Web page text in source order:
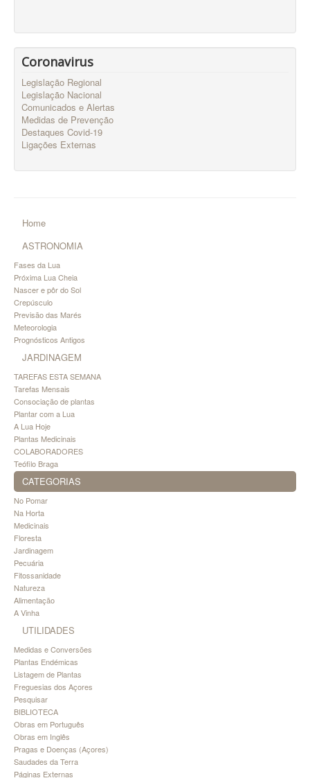
Coronavirus
Legislação Regional
Legislação Nacional
Comunicados e Alertas
Medidas de Prevenção
Destaques Covid-19
Ligações Externas
Home
ASTRONOMIA
Fases da Lua
Próxima Lua Cheia
Nascer e pôr do Sol
Crepúsculo
Previsão das Marés
Meteorologia
Prognósticos Antigos
JARDINAGEM
TAREFAS ESTA SEMANA
Tarefas Mensais
Consociação de plantas
Plantar com a Lua
A Lua Hoje
Plantas Medicinais
COLABORADORES
Teófilo Braga
CATEGORIAS
No Pomar
Na Horta
Medicinais
Floresta
Jardinagem
Pecuária
Fitossanidade
Natureza
Alimentação
A Vinha
UTILIDADES
Medidas e Conversões
Plantas Endémicas
Listagem de Plantas
Freguesias dos Açores
Pesquisar
BIBLIOTECA
Obras em Português
Obras em Inglês
Pragas e Doenças (Açores)
Saudades da Terra
Páginas Externas